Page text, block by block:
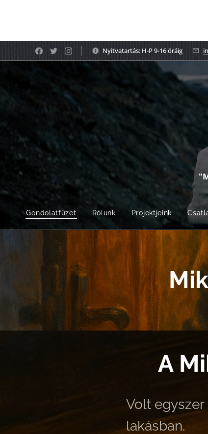
Nyitvatartás: H-P 9-16 óráig
Gondolatfüzet Rólunk Projektjeink
A
Volt
lakásban.